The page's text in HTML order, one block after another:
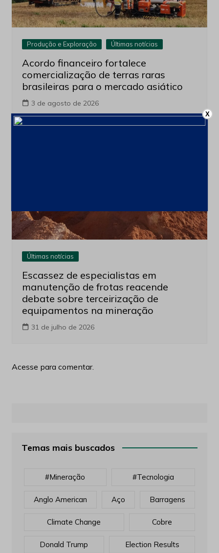
Produção e Exploração Últimas notícias
Acordo financeiro fortalece
comercialização de terras raras
brasileiras para o mercado asiático
3 de agosto de 2026
Últimas notícias
Escassez de especialistas em
manutenção de frotas reacende
debate sobre terceirização de
equipamentos na mineração
31 de julho de 2026
Acesse para comentar.
Temas mais buscados
#mineração #tecnologia
Anglo American Aço Barragens
Climate Change Cobre
Donald Trump Election Results
X